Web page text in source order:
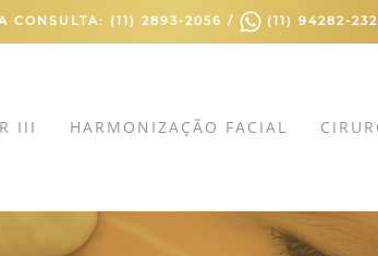
CONSULTA: (11) 2893-2056 / (11) 94282-
III HARMONIZAÇÃO FACIAL